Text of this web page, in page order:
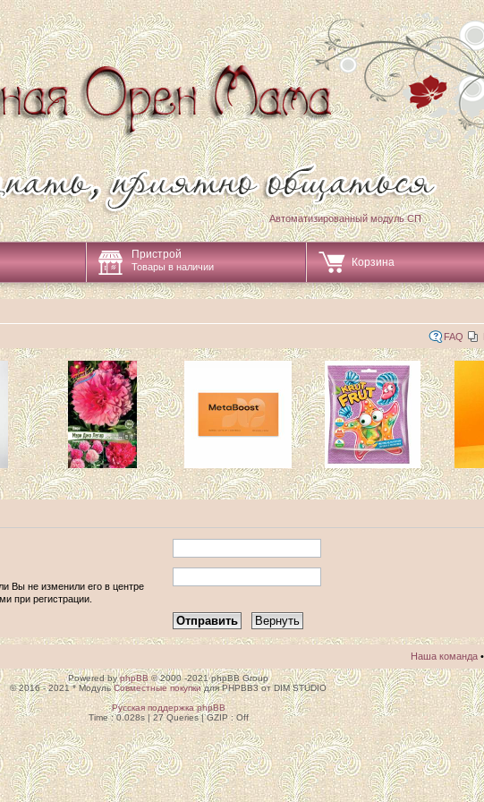
Автоматизированный модуль СП
Пристрой
Товары в наличии Корзина
FAQ
Вы не изменили его в центре
при регистрации.
Наша команда •
Powered byphpBB© 2000 -2021 phpBB Group
© 2016 - 2021 * МодульСовместные покупкидля PHPBB3 от DIM STUDIO
Русская поддержка phpBB
Time : 0.028s | 27 Queries | GZIP : Off